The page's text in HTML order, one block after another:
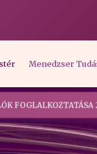
Menedzser
FOGLALKOZTATÁSA